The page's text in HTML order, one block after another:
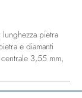
pietra
e diamanti
3,55 mm,